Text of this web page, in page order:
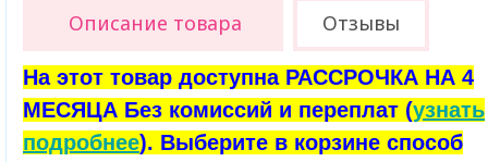
Описание товара Отзывы
На этот товар доступна РАССРОЧКА НА 4
МЕСЯЦА Без комиссий и переплат (узнать
подробнее). Выберите в корзине способ